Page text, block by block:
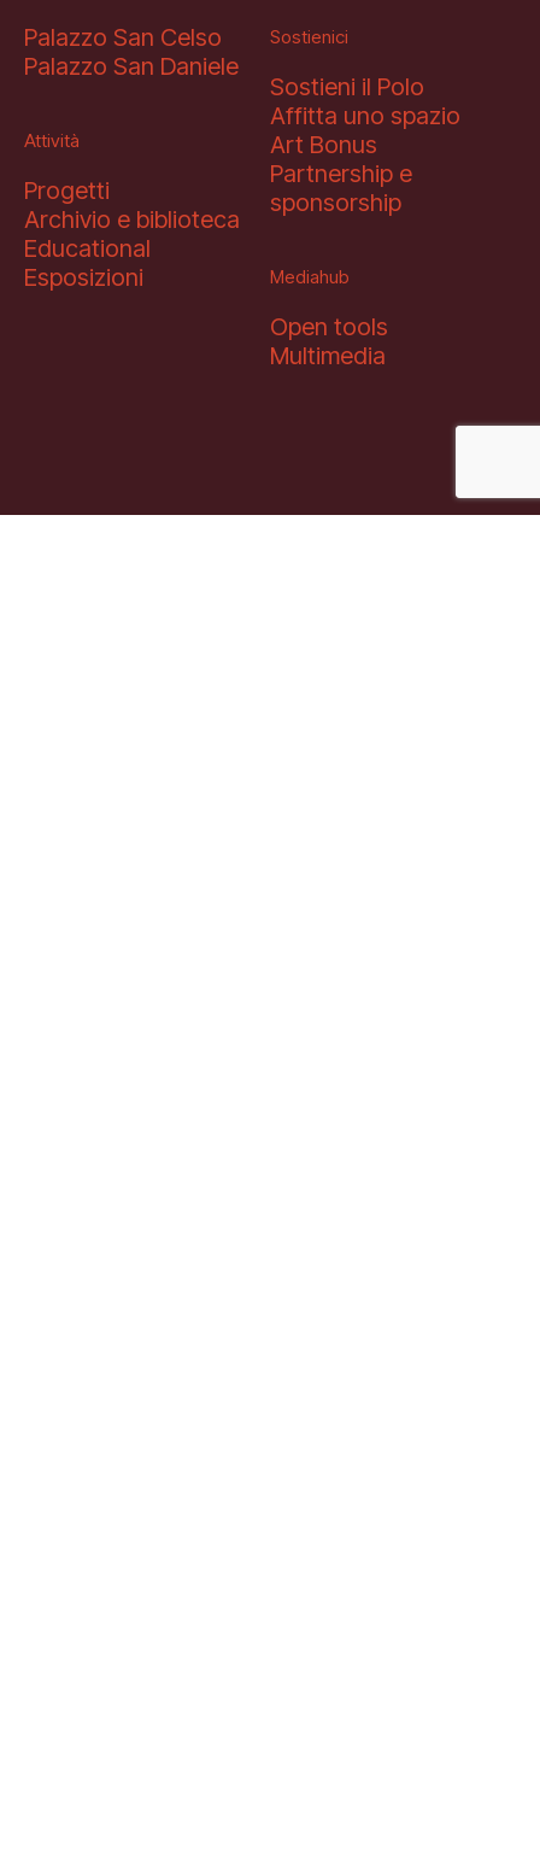
Palazzo San Celso
Palazzo San Daniele
Attività
Progetti
Archivio e biblioteca
Educational
Esposizioni
Sostienici
Sostieni il Polo
Affitta uno spazio
Art Bonus
Partnership e
sponsorship
Mediahub
Open tools
Multimedia